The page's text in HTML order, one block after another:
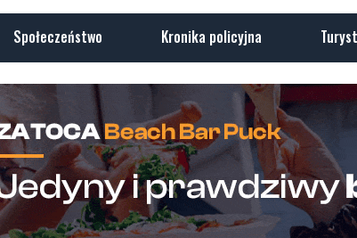
Społeczeństwo Kronika policyjna